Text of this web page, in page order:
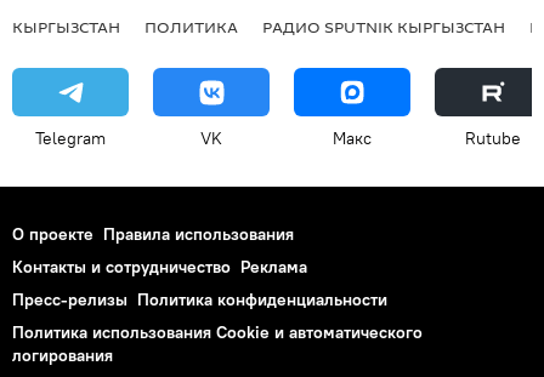
КЫРГЫЗСТАН ПОЛИТИКА РАДИО SPUTNIK КЫРГЫЗСТАН
Telegram VK Макс Rutube
О проекте Правила использования
Контакты и сотрудничество Реклама
Пресс-релизы Политика конфиденциальности
Политика использования Cookie и автоматического
логирования